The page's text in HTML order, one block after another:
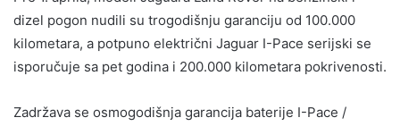
dizel pogon nudili su trogodišnju garanciju od 100.000
kilometara, a potpuno električni Jaguar I-Pace serijski se
isporučuje sa pet godina i 200.000 kilometara pokrivenosti.
Zadržava se osmogodišnja garancija baterije I-Pace /